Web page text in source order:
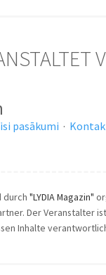
pasākumi ·
durch "LYDIA Magazin"
Der Veranstalter
Inhalte